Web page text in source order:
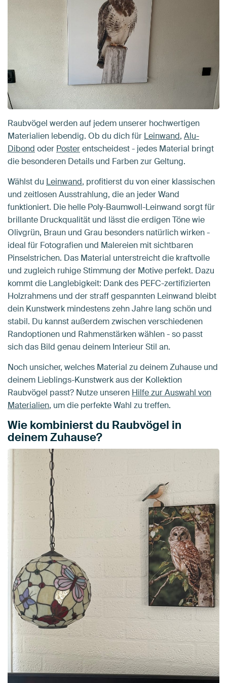
Raubvögel werden auf jedem unserer hochwertigen
Materialien lebendig. Ob du dich für Leinwand, Alu-
Dibond oder Posterentscheidest - jedes Material bringt
die besonderen Details und Farben zur Geltung.
Wählst du Leinwand, profitierst du von einer klassischen
und zeitlosen Ausstrahlung, die an jeder Wand
funktioniert. Die helle Poly-Baumwoll-Leinwand sorgt für
brillante Druckqualität und lässt die erdigen Töne wie
Olivgrün, Braun und Grau besonders natürlich wirken -
ideal für Fotografien und Malereien mit sichtbaren
Pinselstrichen. Das Material unterstreicht die kraftvolle
und zugleich ruhige Stimmung der Motive perfekt. Dazu
kommt die Langlebigkeit: Dank des PEFC-zertifizierten
Holzrahmens und der straff gespannten Leinwand bleibt
dein Kunstwerk mindestens zehn Jahre lang schön und
stabil. Du kannst außerdem zwischen verschiedenen
Randoptionen und Rahmenstärken wählen - so passt
sich das Bild genau deinem Interieur Stil an.
Noch unsicher, welches Material zu deinem Zuhause und
deinem Lieblings-Kunstwerk aus der Kollektion
Raubvögel passt? Nutze unseren Hilfe zur Auswahl von
Materialien, um die perfekte Wahl zu treffen.
Wie kombinierst du Raubvögel in
deinem Zuhause?